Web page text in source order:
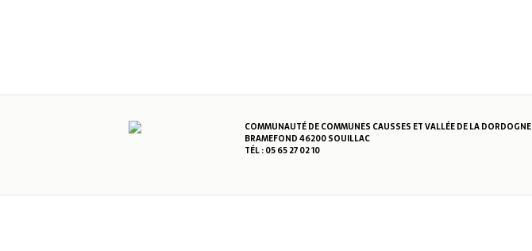
COMMUNAUTÉ DE COMMUNES CAUSSES ET VALLÉE DE LA DORDOGNE
BRAMEFOND 46200 SOUILLAC
TÉL : 05 65 27 02 10